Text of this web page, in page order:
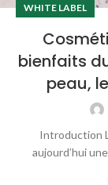
WHITE LABEL
bienfaits
peau,
Introduction
aujourd’hui